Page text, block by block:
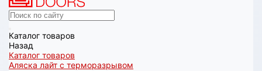
Каталог товаров
Назад
Каталог товаров
Аляска лайт с терморазрывом